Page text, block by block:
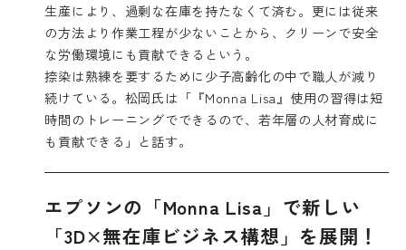
生産により、過剰な在庫を持たなくて済む。更には従来
の方法より作業工程が少ないことから、クリーンで安全
な労働環境にも貢献できるという。
捺染は熟練を要するために少子高齢化の中で職人が減り
続けている。松岡氏は「『Monna Lisa』使用の習得は短
時間のトレーニングでできるので、若年層の人材育成に
も貢献できる」と話す。
エプソンの「Monna Lisa」で新しい
「3D×無在庫ビジネス構想」を展開！